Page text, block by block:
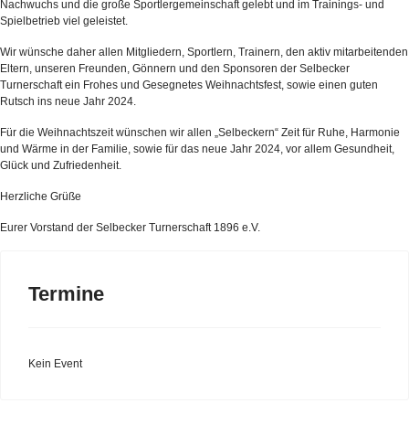
Nachwuchs und die große Sportlergemeinschaft gelebt und im Trainings- und
Spielbetrieb viel geleistet.
Wir wünsche daher allen Mitgliedern, Sportlern, Trainern, den aktiv mitarbeitenden
Eltern, unseren Freunden, Gönnern und den Sponsoren der Selbecker
Turnerschaft ein Frohes und Gesegnetes Weihnachtsfest, sowie einen guten
Rutsch ins neue Jahr 2024.
Für die Weihnachtszeit wünschen wir allen „Selbeckern“ Zeit für Ruhe, Harmonie
und Wärme in der Familie, sowie für das neue Jahr 2024, vor allem Gesundheit,
Glück und Zufriedenheit.
Herzliche Grüße
Eurer Vorstand der Selbecker Turnerschaft 1896 e.V.
Termine
Kein Event